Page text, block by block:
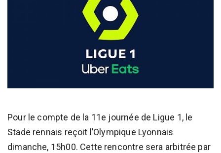
Pour le compte de la 11e journée de Ligue 1, le
Stade rennais reçoit l’Olympique Lyonnais
dimanche, 15h00. Cette rencontre sera arbitrée par